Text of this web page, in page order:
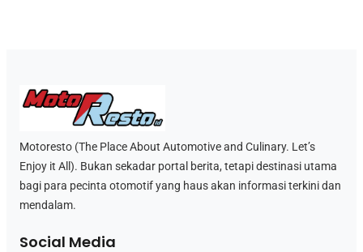
Motoresto (The Place About Automotive and Culinary. Let’s
Enjoy it All). Bukan sekadar portal berita, tetapi destinasi utama
bagi para pecinta otomotif yang haus akan informasi terkini dan
mendalam.
Social Media